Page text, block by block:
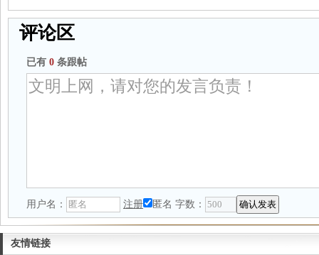
评论区
已有 0 条跟帖
用户名： 注册 匿名 字数：
友情链接